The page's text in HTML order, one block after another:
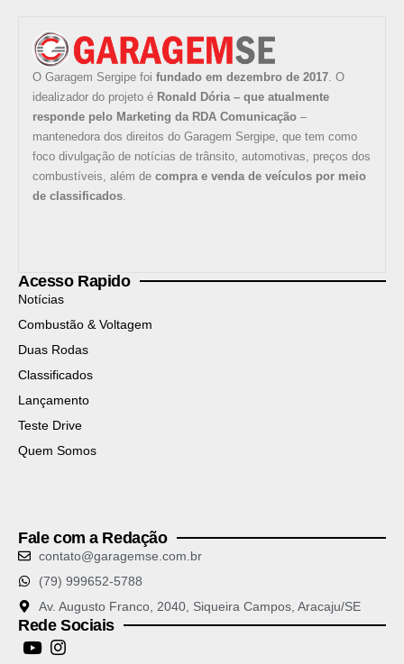
O Garagem Sergipe foi fundado em dezembro de 2017. O
idealizador do projeto é Ronald Dória – que atualmente
responde pelo Marketing da RDA Comunicação –
mantenedora dos direitos do Garagem Sergipe, que tem como
foco divulgação de notícias de trânsito, automotivas, preços dos
combustíveis, além de compra e venda de veículos por meio
de classificados.
Acesso Rapido
Notícias
Combustão & Voltagem
Duas Rodas
Classificados
Lançamento
Teste Drive
Quem Somos
Fale com a Redação
contato@garagemse.com.br
(79) 999652-5788
Av. Augusto Franco, 2040, Siqueira Campos, Aracaju/SE
Rede Sociais